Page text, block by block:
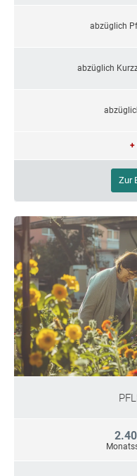
abzüglich
abzüglich
+
Zur